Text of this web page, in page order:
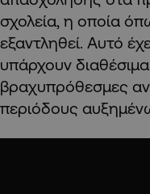
σχολεία, η οποία
εξαντληθεί. Αυτό
υπάρχουν
βραχυπρόθεσμες
περιόδους